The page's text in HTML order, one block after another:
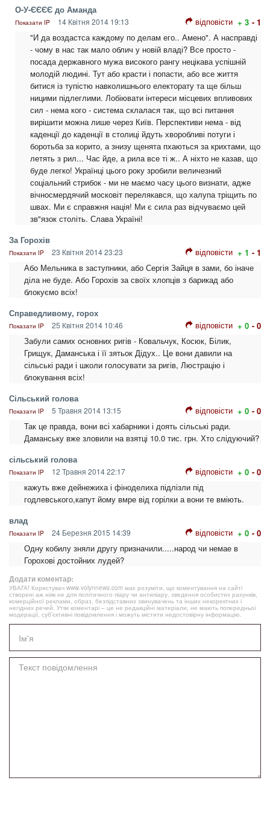
О-У-ЄЄЄЄ до Аманда
Показати IP 14 Квітня 2014 19:13 відповісти + 3 - 1
"И да воздастса каждому по делам его.. Амено". А насправді
- чому в нас так мало облич у новій владі? Все просто -
посада державного мужа високого рангу нецікава успішній
молодій людині. Тут або красти і попасти, або все життя
битися із тупістю навколишнього електорату та ще більш
ницими підлеглими. Лобіювати інтереси місцевих впливових
сил - нема кого - система склалася так, що всі питання
вирішити можна лише через Київ. Перспективи нема - від
каденції до каденції в столиці йдуть хворобливі потуги і
боротьба за корито, а знизу щенята пхаються за крихтами, що
летять з рил... Час йде, а рила все ті ж.. А ніхто не казав, що
буде легко! Українці цього року зробили величезний
соціальний стрибок - ми не маємо часу цього визнати, адже
вічносмердячий московіт перелякався, що халупа тріщить по
швах. Ми є справжня нація! Ми є сила раз відчуваємо цей
зв"язок століть. Слава Україні!
За Горохів
Показати IP 23 Квітня 2014 23:23 відповісти + 1 - 1
Або Мельника в заступники, або Сергія Зайця в зами, бо іначе
діла не буде. Або Горохів за своїх хлопців з барикад або
блокуємо всіх!
Справедливому, горох
Показати IP 25 Квітня 2014 10:46 відповісти + 0 - 0
Забули самих основних ригів - Ковальчук, Косюк, Білик,
Грищук, Даманська і її зятьок Дідух.. Це вони давили на
сільські ради і школи голосувати за ригів, Люстрацію і
блокування всіх!
Сільський голова
Показати IP 5 Травня 2014 13:15 відповісти + 0 - 0
Так це правда, вони всі хабарники і доять сільські ради.
Даманську вже зловили на взятці 10.0 тис. грн. Хто слідуючий?
сільський голова
Показати IP 12 Травня 2014 22:17 відповісти + 0 - 0
кажуть вже дейнежиха і фіноделиха підлізли під
годлевського,капут йому вмре від горілки а вони те вміють.
влад
Показати IP 24 Березня 2015 14:39 відповісти + 0 - 0
Одну кобилу зняли другу призначили.....народ чи немае в
Горохові достойних лудей?
Додати коментар:
УВАГА! Користувач www.volynnews.com має розуміти, що коментування на сайті
створені аж ніяк не для політичного піару чи антипіару, зведення особистих рахунків,
комерційної реклами, образ, безпідставних звинувачень та інших некоректних і
негідних речей. Утім коментарі – це не редакційні матеріали, не мають попередньої
модерації, суб’єктивні повідомлення і можуть містити недостовірну інформацію.